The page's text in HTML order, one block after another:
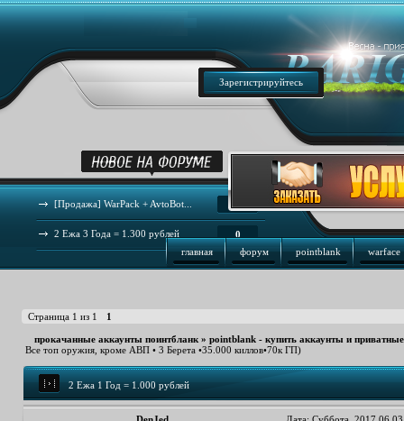
Зарегистрируйтесь
44
[Продажа] WarPack + AvtoBot...
0
2 Ежа 3 Года = 1.300 рублей
главная
форум pointblank warface
Страница 1 из 1 1
прокачанные аккаунты поинтбланк » pointblank - купить аккаунты и
Все топ оружия, кроме АВП • 3 Берета •35.000 киллов•70к ГП)
2 Ежа 1 Год = 1.000 рублей